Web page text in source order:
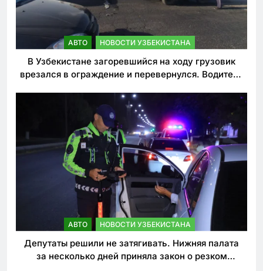
АВТО НОВОСТИ УЗБЕКИСТАНА
В Узбекистане загоревшийся на ходу грузовик
врезался в ограждение и перевернулся. Водитель
АВТО НОВОСТИ УЗБЕКИСТАНА
Депутаты решили не затягивать. Нижняя палата
за несколько дней приняла закон о резком